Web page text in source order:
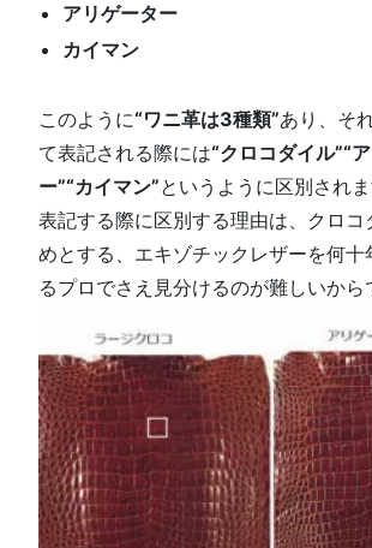
アリゲーター
カイマン
このように“ワニ革は3種類”あり、そ
て表記される際には“クロコダイル”“
ー”“カイマン”というように区別されま
表記する際に区別する理由は、クロコ
めとする、エキゾチックレザーを何十
るプロでさえ見分けるのが難しいから